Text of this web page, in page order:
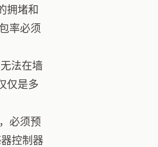
拥堵和
率必须
法在墙
仅是多
必须预
控制器